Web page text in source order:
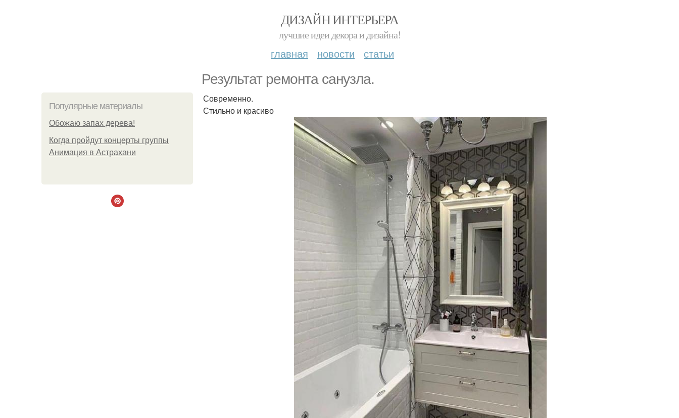
ДИЗАЙН ИНТЕРЬЕРА
лучшие идеи декора и дизайна!
главная новости статьи
Результат ремонта санузла.
Популярные материалы
Обожaю зaпах деpева!
Когда пройдут концерты группы
Анимация в Астрахани
Современно.
Стильно и красиво